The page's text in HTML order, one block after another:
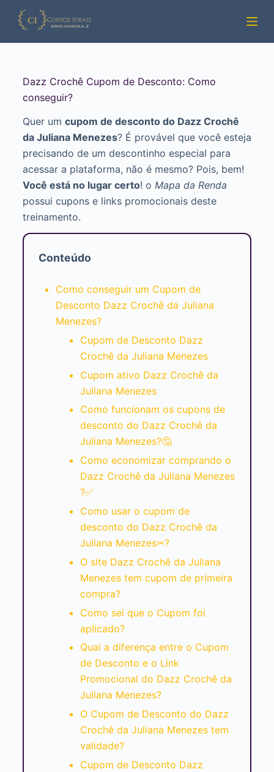
Pular
para
Dazz Crochê Cupom de Desconto: Como
conseguir?
Quer um cupom de desconto do Dazz Crochê
da Juliana Menezes? É provável que você esteja
precisando de um descontinho especial para
acessar a plataforma, não é mesmo? Pois, bem!
Você está no lugar certo! o Mapa da Renda
possui cupons e links promocionais deste
treinamento.
Conteúdo
Como conseguir um Cupom de
Desconto Dazz Crochê da Juliana
Menezes?
Cupom de Desconto Dazz
Crochê da Juliana Menezes
Cupom ativo Dazz Crochê da
Juliana Menezes
Como funcionam os cupons de
desconto do Dazz Crochê da
Juliana Menezes?🤔
Como economizar comprando o
Dazz Crochê da Juliana Menezes
?✅
Como usar o cupom de
desconto do Dazz Crochê da
Juliana Menezes✂?
O site Dazz Crochê da Juliana
Menezes tem cupom de primeira
compra?
Como sei que o Cupom foi
aplicado?
Qual a diferença entre o Cupom
de Desconto e o Link
Promocional do Dazz Crochê da
Juliana Menezes?
O Cupom de Desconto do Dazz
Crochê da Juliana Menezes tem
validade?
Cupom de Desconto Dazz